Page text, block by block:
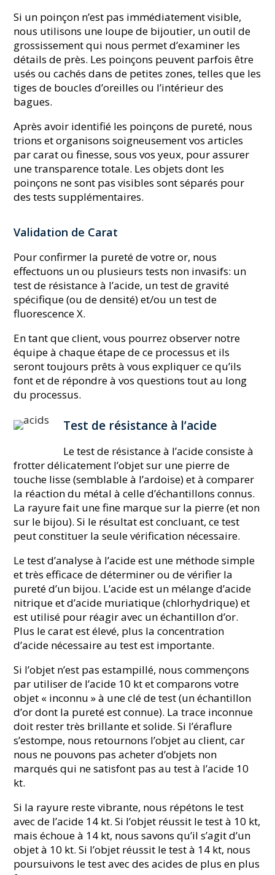
Si un poinçon n’est pas immédiatement visible,
nous utilisons une loupe de bijoutier, un outil de
grossissement qui nous permet d’examiner les
détails de près. Les poinçons peuvent parfois être
usés ou cachés dans de petites zones, telles que les
tiges de boucles d’oreilles ou l’intérieur des
bagues.
Après avoir identifié les poinçons de pureté, nous
trions et organisons soigneusement vos articles
par carat ou finesse, sous vos yeux, pour assurer
une transparence totale. Les objets dont les
poinçons ne sont pas visibles sont séparés pour
des tests supplémentaires.
Validation de Carat
Pour confirmer la pureté de votre or, nous
effectuons un ou plusieurs tests non invasifs: un
test de résistance à l’acide, un test de gravité
spécifique (ou de densité) et/ou un test de
fluorescence X.
En tant que client, vous pourrez observer notre
équipe à chaque étape de ce processus et ils
seront toujours prêts à vous expliquer ce qu’ils
font et de répondre à vos questions tout au long
du processus.
Test de résistance à l’acide
Le test de résistance à l’acide consiste à
frotter délicatement l’objet sur une pierre de
touche lisse (semblable à l’ardoise) et à comparer
la réaction du métal à celle d’échantillons connus.
La rayure fait une fine marque sur la pierre (et non
sur le bijou). Si le résultat est concluant, ce test
peut constituer la seule vérification nécessaire.
Le test d’analyse à l’acide est une méthode simple
et très efficace de déterminer ou de vérifier la
pureté d’un bijou. L’acide est un mélange d’acide
nitrique et d’acide muriatique (chlorhydrique) et
est utilisé pour réagir avec un échantillon d’or.
Plus le carat est élevé, plus la concentration
d’acide nécessaire au test est importante.
Si l’objet n’est pas estampillé, nous commençons
par utiliser de l’acide 10 kt et comparons votre
objet « inconnu » à une clé de test (un échantillon
d’or dont la pureté est connue). La trace inconnue
doit rester très brillante et solide. Si l’éraflure
s’estompe, nous retournons l’objet au client, car
nous ne pouvons pas acheter d’objets non
marqués qui ne satisfont pas au test à l’acide 10
kt.
Si la rayure reste vibrante, nous répétons le test
avec de l’acide 14 kt. Si l’objet réussit le test à 10 kt,
mais échoue à 14 kt, nous savons qu’il s’agit d’un
objet à 10 kt. Si l’objet réussit le test à 14 kt, nous
poursuivons le test avec des acides de plus en plus